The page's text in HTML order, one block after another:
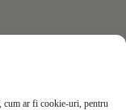
cum ar fi cookie-uri, pentru